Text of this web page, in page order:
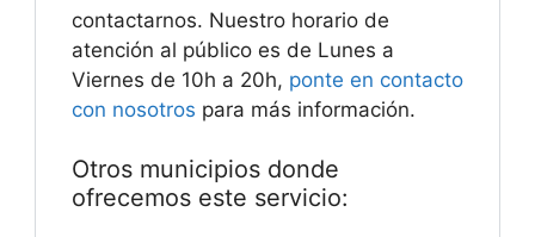
contactarnos. Nuestro horario de
atención al público es de Lunes a
Viernes de 10h a 20h, ponte en contacto
con nosotros para más información.
Otros municipios donde
ofrecemos este servicio: